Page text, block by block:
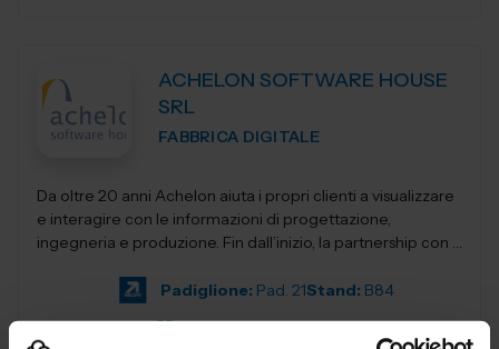
ACHELON SOFTWARE HOUSE
SRL
FABBRICA DIGITALE
Da oltre 20 anni Achelon aiuta i propri clienti a visualizzare
e interagire con le informazioni di progettazione,
ingegneria e produzione. Fin dall’inizio, la partnership con i
Padiglione: Pad. 21Stand: B84